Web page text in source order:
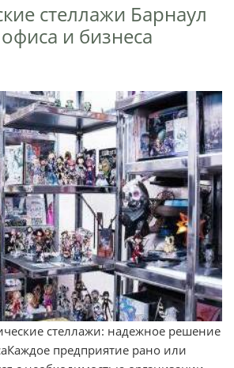
стеллажи Барнаул
и бизнеса
стеллажи: надежное решение
предприятие рано или